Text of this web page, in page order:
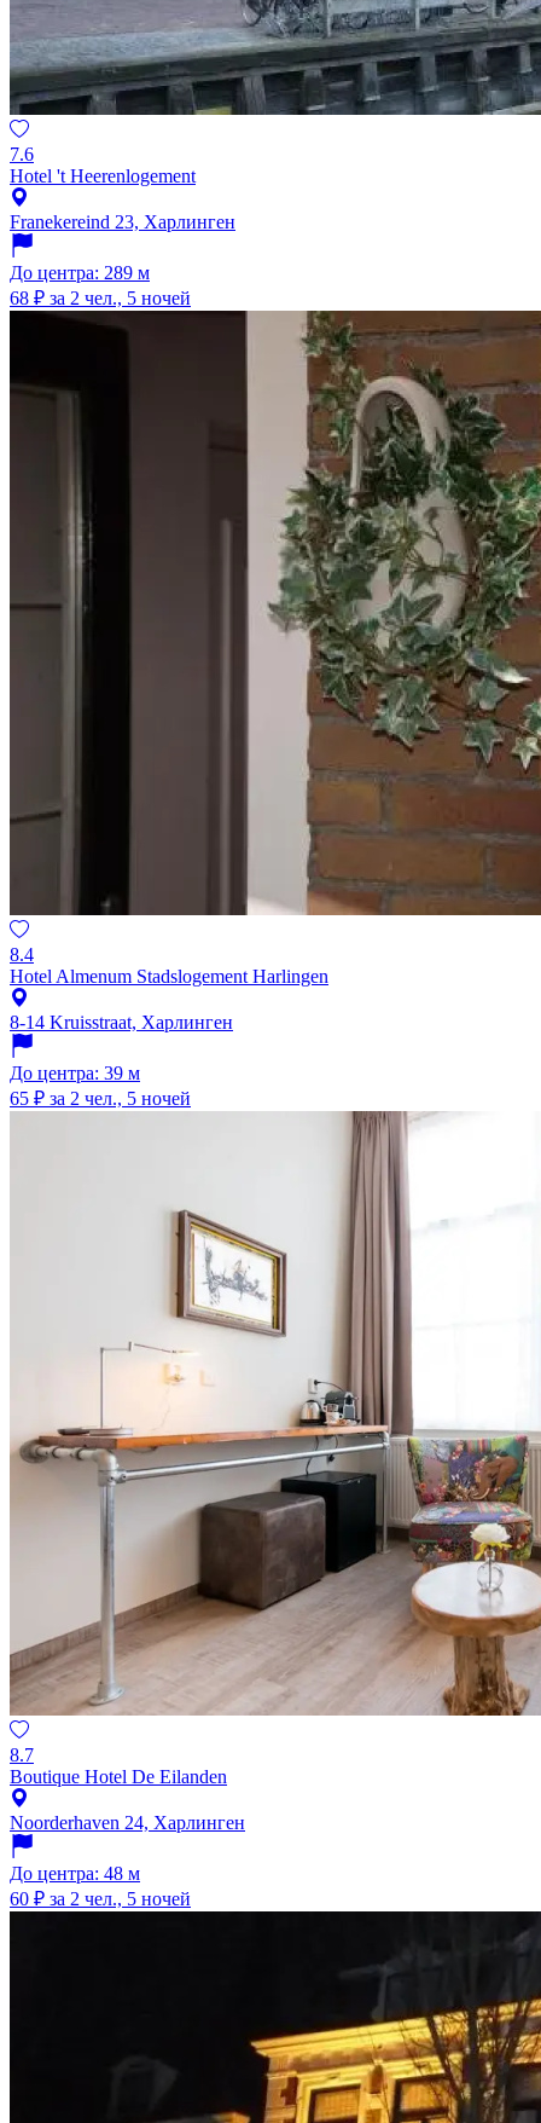
7.6
Hotel 't Heerenlogement
Franekereind 23, Харлинген
До центра: 289 м
68 ₽ за 2 чел., 5 ночей
8.4
Hotel Almenum Stadslogement Harlingen
8-14 Kruisstraat, Харлинген
До центра: 39 м
65 ₽ за 2 чел., 5 ночей
8.7
Boutique Hotel De Eilanden
Noorderhaven 24, Харлинген
До центра: 48 м
60 ₽ за 2 чел., 5 ночей